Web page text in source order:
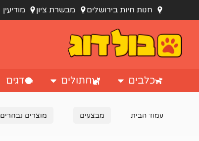
חנות חיות בירושלים מבשרת ציון מודיעין
כלבים חתולים דגים
עמוד הבית מבצעים מוצרים נבחרים